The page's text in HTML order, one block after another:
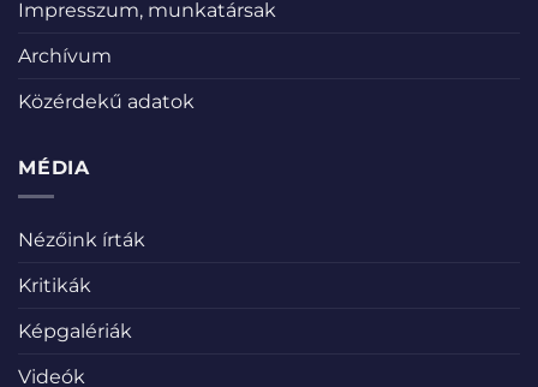
Impresszum, munkatársak
Archívum
Közérdekű adatok
MÉDIA
Nézőink írták
Kritikák
Képgalériák
Videók